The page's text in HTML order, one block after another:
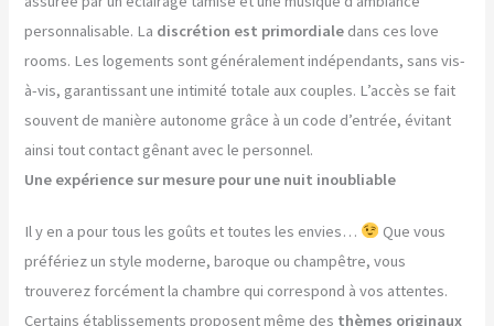
personnalisable. La discrétion est primordiale dans ces love
rooms. Les logements sont généralement indépendants, sans vis-
à-vis, garantissant une intimité totale aux couples. L’accès se fait
souvent de manière autonome grâce à un code d’entrée, évitant
ainsi tout contact gênant avec le personnel.
Une expérience sur mesure pour une nuit inoubliable
Il y en a pour tous les goûts et toutes les envies…
Que vous
préfériez un style moderne, baroque ou champêtre, vous
trouverez forcément la chambre qui correspond à vos attentes.
Certains établissements proposent même des thèmes originaux